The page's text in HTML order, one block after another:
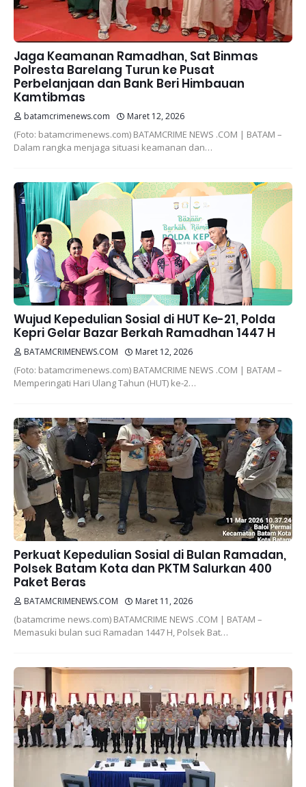
Jaga Keamanan Ramadhan, Sat Binmas
Polresta Barelang Turun ke Pusat
Perbelanjaan dan Bank Beri Himbauan
Kamtibmas
batamcrimenews.com Maret 12, 2026
(Foto: batamcrimenews.com) BATAMCRIME NEWS .COM | BATAM –
Dalam rangka menjaga situasi keamanan dan…
Wujud Kepedulian Sosial di HUT Ke-21, Polda
Kepri Gelar Bazar Berkah Ramadhan 1447 H
BATAMCRIMENEWS.COM Maret 12, 2026
(Foto: batamcrimenews.com) BATAMCRIME NEWS .COM | BATAM –
Memperingati Hari Ulang Tahun (HUT) ke-2…
Perkuat Kepedulian Sosial di Bulan Ramadan,
Polsek Batam Kota dan PKTM Salurkan 400
Paket Beras
BATAMCRIMENEWS.COM Maret 11, 2026
(batamcrime news.com) BATAMCRIME NEWS .COM | BATAM –
Memasuki bulan suci Ramadan 1447 H, Polsek Bat…